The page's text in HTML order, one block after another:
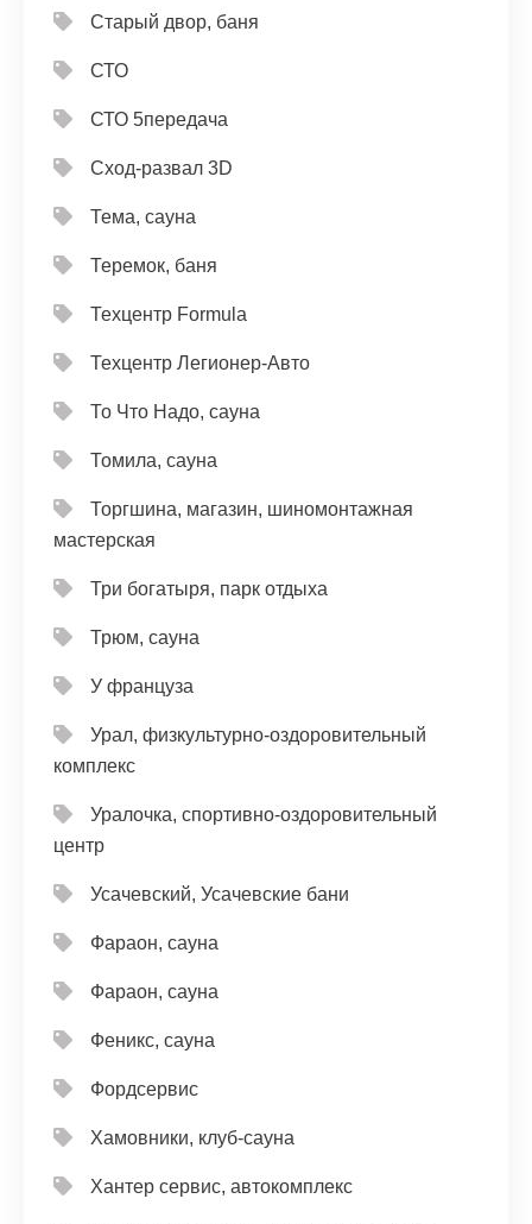
Старый двор, баня
СТО
СТО 5передача
Сход-развал 3D
Тема, сауна
Теремок, баня
Техцентр Formula
Техцентр Легионер-Авто
То Что Надо, сауна
Томила, сауна
Торгшина, магазин, шиномонтажная
мастерская
Три богатыря, парк отдыха
Трюм, сауна
У француза
Урал, физкультурно-оздоровительный
комплекс
Уралочка, спортивно-оздоровительный
центр
Усачевский, Усачевские бани
Фараон, сауна
Фараон, сауна
Феникс, сауна
Фордсервис
Хамовники, клуб-сауна
Хантер сервис, автокомплекс